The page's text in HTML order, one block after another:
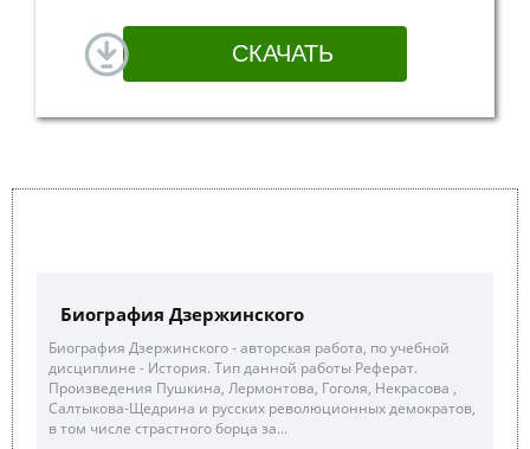
Биография Дзержинского
Биография Дзержинского - авторская работа, по учебной
дисциплине - История. Тип данной работы Реферат.
Произведения Пушкина, Лермонтова, Гоголя, Некрасова ,
Салтыкова-Щедрина и русских революционных демократов,
в том числе страстного борца за...